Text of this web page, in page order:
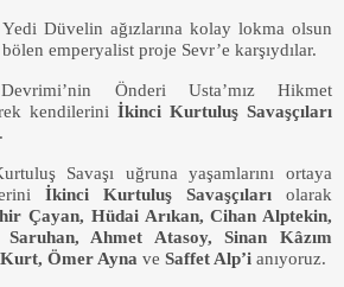
Düvelin ağızlarına kolay lokma olsun
emperyalist proje Sevr’e karşıydılar.
Önderi Usta’mız Hikmet
kendilerini İkinci Kurtuluş Savaşçıları
Savaşı uğruna yaşamlarını ortaya
İkinci Kurtuluş Savaşçıları olarak
Çayan, Hüdai Arıkan, Cihan Alptekin,
Ahmet Atasoy, Sinan Kâzım
Ömer Ayna ve Saffet Alp’i anıyoruz.